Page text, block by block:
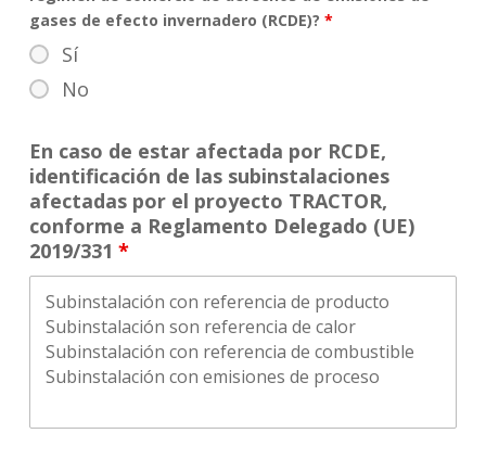
gases de efecto invernadero (RCDE)?*
Sí
No
En caso de estar afectada por RCDE,
identificación de las subinstalaciones
afectadas por el proyecto TRACTOR,
conforme a Reglamento Delegado (UE)
2019/331*